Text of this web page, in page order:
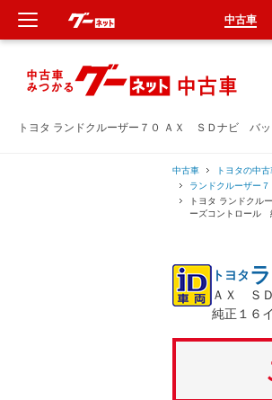
トヨタ ランドクルーザー７０ ＡＸ ＳＤナビ バ
中古車 トヨタの中古
ランドクルーザー
トヨタ ランドク
ーズコントロール
トヨタ
ＡＸ Ｓ
純正１６
中古車
新車
中古車